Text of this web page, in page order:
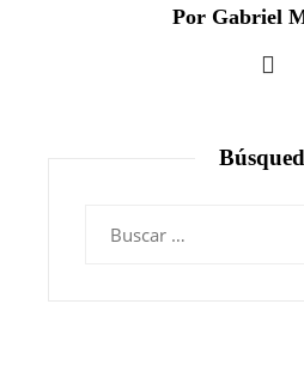
Por Gabriel